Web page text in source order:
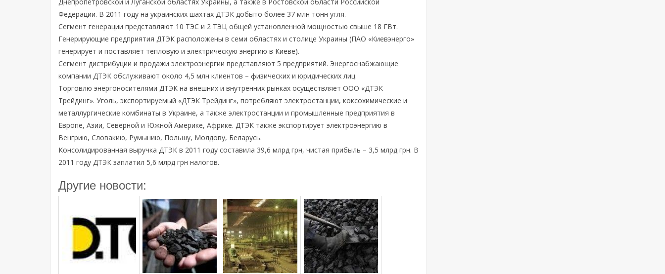
Федерации. В 2011 году на украинских шахтах ДТЭК добыто более 37 млн тонн угля.
Сегмент генерации представляют 10 ТЭС и 2 ТЭЦ общей установленной мощностью свыше 18 ГВт.
Генерирующие предприятия ДТЭК расположены в семи областях и столице Украины (ПАО «Киевэнерго»
генерирует и поставляет тепловую и электрическую энергию в Киеве).
Сегмент дистрибуции и продажи электроэнергии представляют 5 предприятий. Энергоснабжающие
компании ДТЭК обслуживают около 4,5 млн клиентов – физических и юридических лиц.
Торговлю энергоносителями ДТЭК на внешних и внутренних рынках осуществляет ООО «ДТЭК
Трейдинг». Уголь, экспортируемый «ДТЭК Трейдинг», потребляют электростанции, коксохимические и
металлургические комбинаты в Украине, а также электростанции и промышленные предприятия в
Европе, Азии, Северной и Южной Америке, Африке. ДТЭК также экспортирует электроэнергию в
Венгрию, Словакию, Румынию, Польшу, Молдову, Беларусь.
Консолидированная выручка ДТЭК в 2011 году составила 39,6 млрд грн, чистая прибыль – 3,5 млрд грн. В
2011 году ДТЭК заплатил 5,6 млрд грн налогов.
Другие новости: